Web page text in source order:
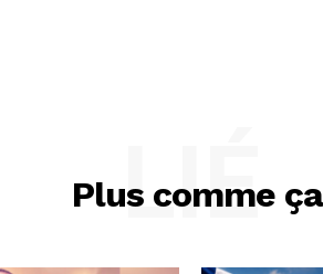
Plus comme ça
LIÉ